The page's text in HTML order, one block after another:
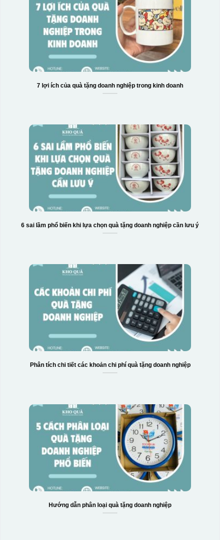
7 lợi ích của quà tặng doanh nghiệp trong kinh doanh
6 sai lầm phổ biến khi lựa chọn quà tặng doanh nghiệp cần lưu ý
Phân tích chi tiết các khoản chi phí quà tặng doanh nghiệp
Hướng dẫn phân loại quà tặng doanh nghiệp